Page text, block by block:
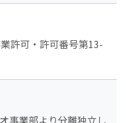
許可・許可番号第13-
事業部より分離独立し